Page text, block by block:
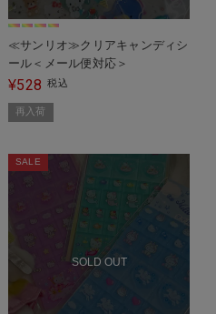
≪サンリオ≫クリアキャンディシ
ール＜メール便対応＞
¥528 税込
再入荷
SOLD OUT
SALE